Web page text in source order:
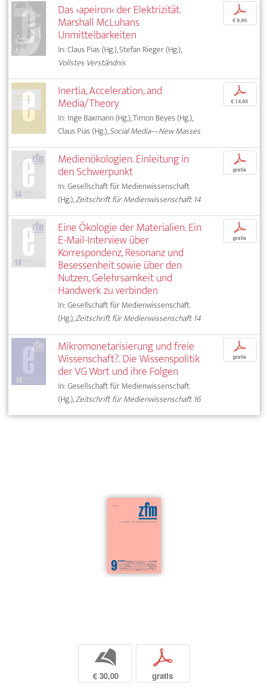
Das ›apeiron‹ der Elektrizität.
Marshall McLuhans
Unmittelbarkeiten
In: Claus Pias (Hg.), Stefan Rieger (Hg.),
Vollstes Verständnis
p
€ 9,95
Inertia, Acceleration, and
Media/Theory
In: Inge Baxmann (Hg.), Timon Beyes (Hg.),
Claus Pias (Hg.),Social Media—New Masses
p
€ 14,95
Medienökologien. Einleitung in
den Schwerpunkt
In: Gesellschaft für Medienwissenschaft
(Hg.),Zeitschrift für Medienwissenschaft 14
p
gratis
Eine Ökologie der Materialien. Ein
E-Mail-Interview über
Korrespondenz, Resonanz und
Besessenheit sowie über den
Nutzen, Gelehrsamkeit und
Handwerk zu verbinden
In: Gesellschaft für Medienwissenschaft
(Hg.),Zeitschrift für Medienwissenschaft 14
p
gratis
Mikromonetarisierung und freie
Wissenschaft?. Die Wissenspolitik
der VG Wort und ihre Folgen
In: Gesellschaft für Medienwissenschaft
(Hg.),Zeitschrift für Medienwissenschaft 16
p
gratis
b
€ 30,00
p
gratis